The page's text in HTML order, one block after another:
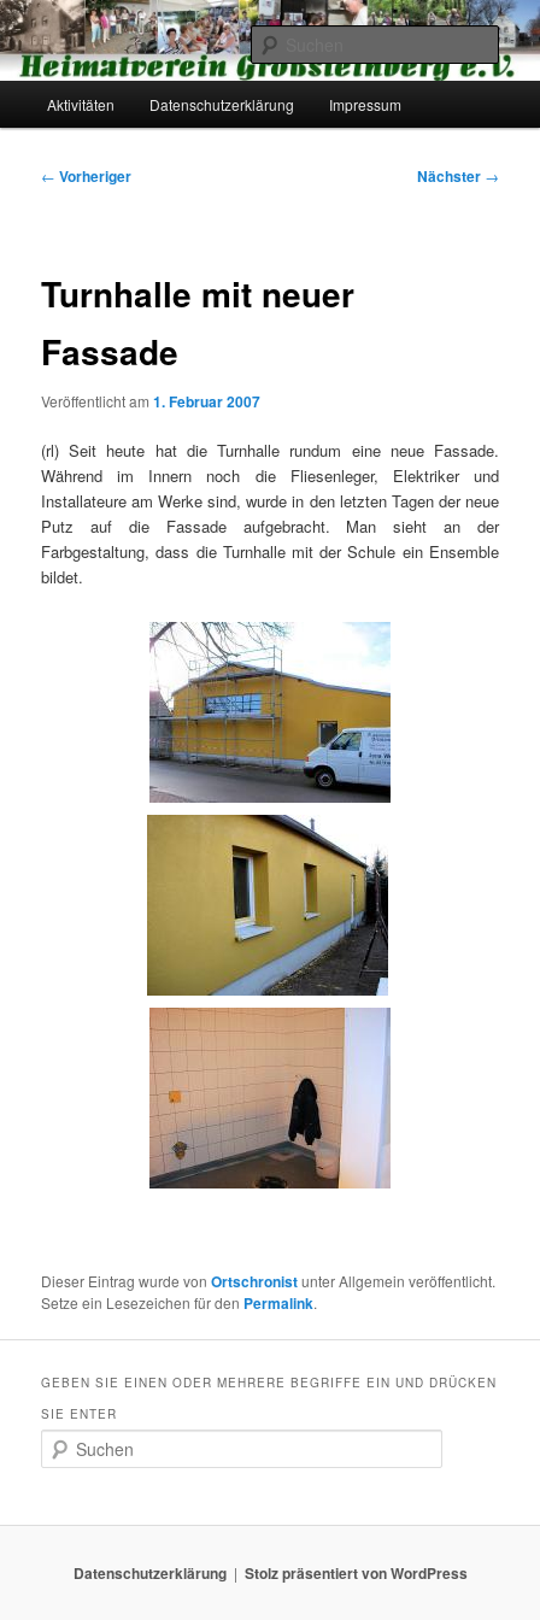
Zum
primären
Inhalt
springenHeimatverein Großsteinberg e.V.
Aktivitäten Datenschutzerklärung Impressum
Beitragsnavigation
← Vorheriger Nächster →
Turnhalle mit neuer
Fassade
Veröffentlicht am1. Februar 2007
(rl) Seit heute hat die Turnhalle rundum eine neue Fassade.
Während im Innern noch die Fliesenleger, Elektriker und
Installateure am Werke sind, wurde in den letzten Tagen der neue
Putz auf die Fassade aufgebracht. Man sieht an der
Farbgestaltung, dass die Turnhalle mit der Schule ein Ensemble
bildet.
Dieser Eintrag wurde vonOrtschronistunter Allgemein veröffentlicht.
Setze ein Lesezeichen für den Permalink.
GEBEN SIE EINEN ODER MEHRERE BEGRIFFE EIN UND DRÜCKEN
SIE ENTER
u
e
Datenschutzerklärung Stolz präsentiert von WordPress